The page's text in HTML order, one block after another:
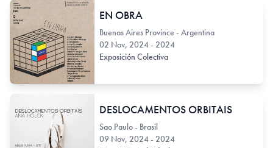
EN OBRA
Buenos Aires Province - Argentina
02 Nov, 2024 - 2024
Exposición Colectiva
DESLOCAMENTOS ORBITAIS
Sao Paulo - Brasil
09 Nov, 2024 - 2024